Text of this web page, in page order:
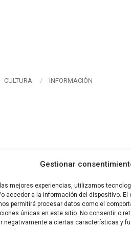
Gestionar
mejores experiencias, utilizamos
acceder a la información del dispositivo.
permitirá procesar datos como el
únicas en este sitio. No consentir o
negativamente a ciertas características y
CULTURA INFORMACIÓN